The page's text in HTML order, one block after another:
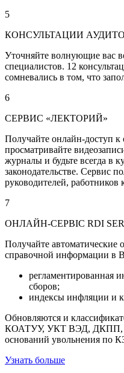
5
КОНСУЛЬТАЦИИ
Уточняйте волнующие вас
специалистов. 12
сомневались в том, что
6
СЕРВИС «ЛЕКТОРИЙ»
Получайте онлайн-доступ
просматривайте
журналы и будьте всегда в
законодательстве. Сервис
руководителей,
7
ОНЛАЙН-СЕРВІС RDI
Получайте автоматические
справочной информации в
регламентированная
сборов;
индексы инфляции и
Обновляются и
КОАТУУ, УКТ ВЭД, ДКПП,
оснований увольнения по
Узнать больше